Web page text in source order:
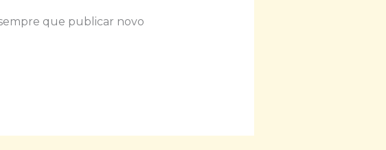
que publicar novo